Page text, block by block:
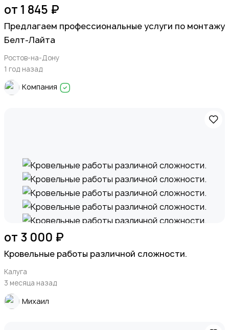
от 1 845 ₽
Предлагаем профессиональные услуги по монтажу
Белт-Лайта
Ростов-на-Дону
1 год назад
Компания
от 3 000 ₽
Кровельные работы различной сложности.
Калуга
3 месяца назад
Михаил